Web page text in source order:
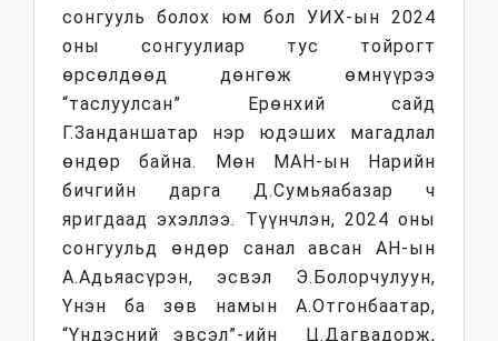
сонгууль болох юм бол УИХ-ын 2024
оны сонгуулиар тус тойрогт
өрсөлдөөд дөнгөж өмнүүрээ
“таслуулсан” Ерөнхий сайд
Г.Занданшатар нэр юдэших магадлал
өндөр байна. Мөн МАН-ын Нарийн
бичгийн дарга Д.Сумьяабазар ч
яригдаад эхэллээ. Түүнчлэн, 2024 оны
сонгуульд өндөр санал авсан АН-ын
А.Адьяасүрэн, эсвэл Э.Болорчулуун,
Үнэн ба зөв намын А.Отгонбаатар,
“Үндэсний эвсэл”-ийн Ц.Дагвадорж,